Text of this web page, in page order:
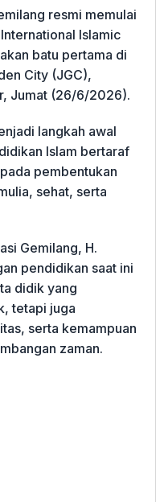
resmi memulai
Islamic
batu pertama di
City (JGC),
Jumat (26/6/2026).
langkah awal
Islam bertaraf
pembentukan
sehat, serta
Gemilang, H.
pendidikan saat ini
didik yang
tetapi juga
serta kemampuan
zaman.